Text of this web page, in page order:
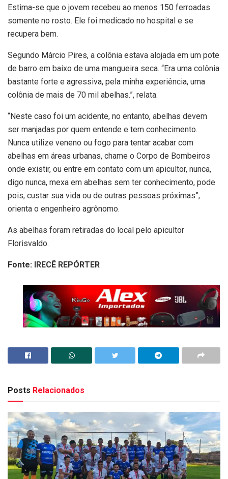
Estima-se que o jovem recebeu ao menos 150 ferroadas
somente no rosto. Ele foi medicado no hospital e se
recupera bem.
Segundo Márcio Pires, a colônia estava alojada em um pote
de barro em baixo de uma mangueira seca. “Era uma colônia
bastante forte e agressiva, pela minha experiência, uma
colônia de mais de 70 mil abelhas.”, relata.
“Neste caso foi um acidente, no entanto, abelhas devem
ser manjadas por quem entende e tem conhecimento.
Nunca utilize veneno ou fogo para tentar acabar com
abelhas em áreas urbanas, chame o Corpo de Bombeiros
onde existir, ou entre em contato com um apicultor, nunca,
digo nunca, mexa em abelhas sem ter conhecimento, pode
pois, custar sua vida ou de outras pessoas próximas”,
orienta o engenheiro agrônomo.
As abelhas foram retiradas do local pelo apicultor
Florisvaldo.
Fonte: IRECÊ REPÓRTER
Posts Relacionados